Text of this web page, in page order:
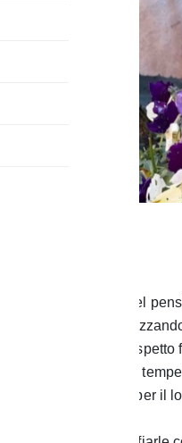
del
vaso o in aiuola
Nonostante il loro
possono sopportare
temperatura ideale per il